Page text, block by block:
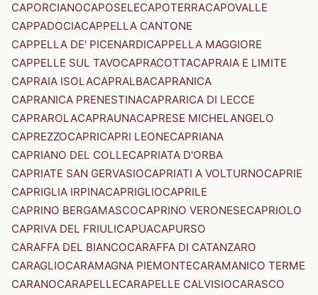
CAPORCIANOCAPOSELECAPOTERRACAPOVALLE
CAPPADOCIACAPPELLA CANTONE
CAPPELLA DE' PICENARDICAPPELLA MAGGIORE
CAPPELLE SUL TAVOCAPRACOTTACAPRAIA E LIMITE
CAPRAIA ISOLACAPRALBACAPRANICA
CAPRANICA PRENESTINACAPRARICA DI LECCE
CAPRAROLACAPRAUNACAPRESE MICHELANGELO
CAPREZZOCAPRICAPRI LEONECAPRIANA
CAPRIANO DEL COLLECAPRIATA D'ORBA
CAPRIATE SAN GERVASIOCAPRIATI A VOLTURNOCAPRIE
CAPRIGLIA IRPINACAPRIGLIOCAPRILE
CAPRINO BERGAMASCOCAPRINO VERONESECAPRIOLO
CAPRIVA DEL FRIULICAPUACAPURSO
CARAFFA DEL BIANCOCARAFFA DI CATANZARO
CARAGLIOCARAMAGNA PIEMONTECARAMANICO TERME
CARANOCARAPELLECARAPELLE CALVISIOCARASCO